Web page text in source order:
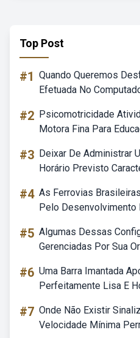
Top Post
#1 Quando Queremos
Efetuada No
#2 Psicomotricidade
Motora Fina Para
#3 Deixar De Administrar
Horário Previsto
#4 As Ferrovias
Pelo Desenvolvimento
#5 Algumas Dessas
Gerenciadas Por Sua
#6 Uma Barra Imantada
Perfeitamente Lisa E
#7 Onde Não Existir
Velocidade Mínima